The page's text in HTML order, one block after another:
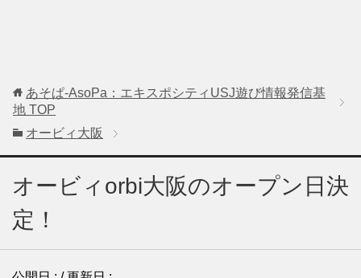
あそぱ-AsoPa：エキスポシティUSJ遊び情報発信基
地 TOP
オービィ大阪
オービィorbi大阪のオープン日決
定！